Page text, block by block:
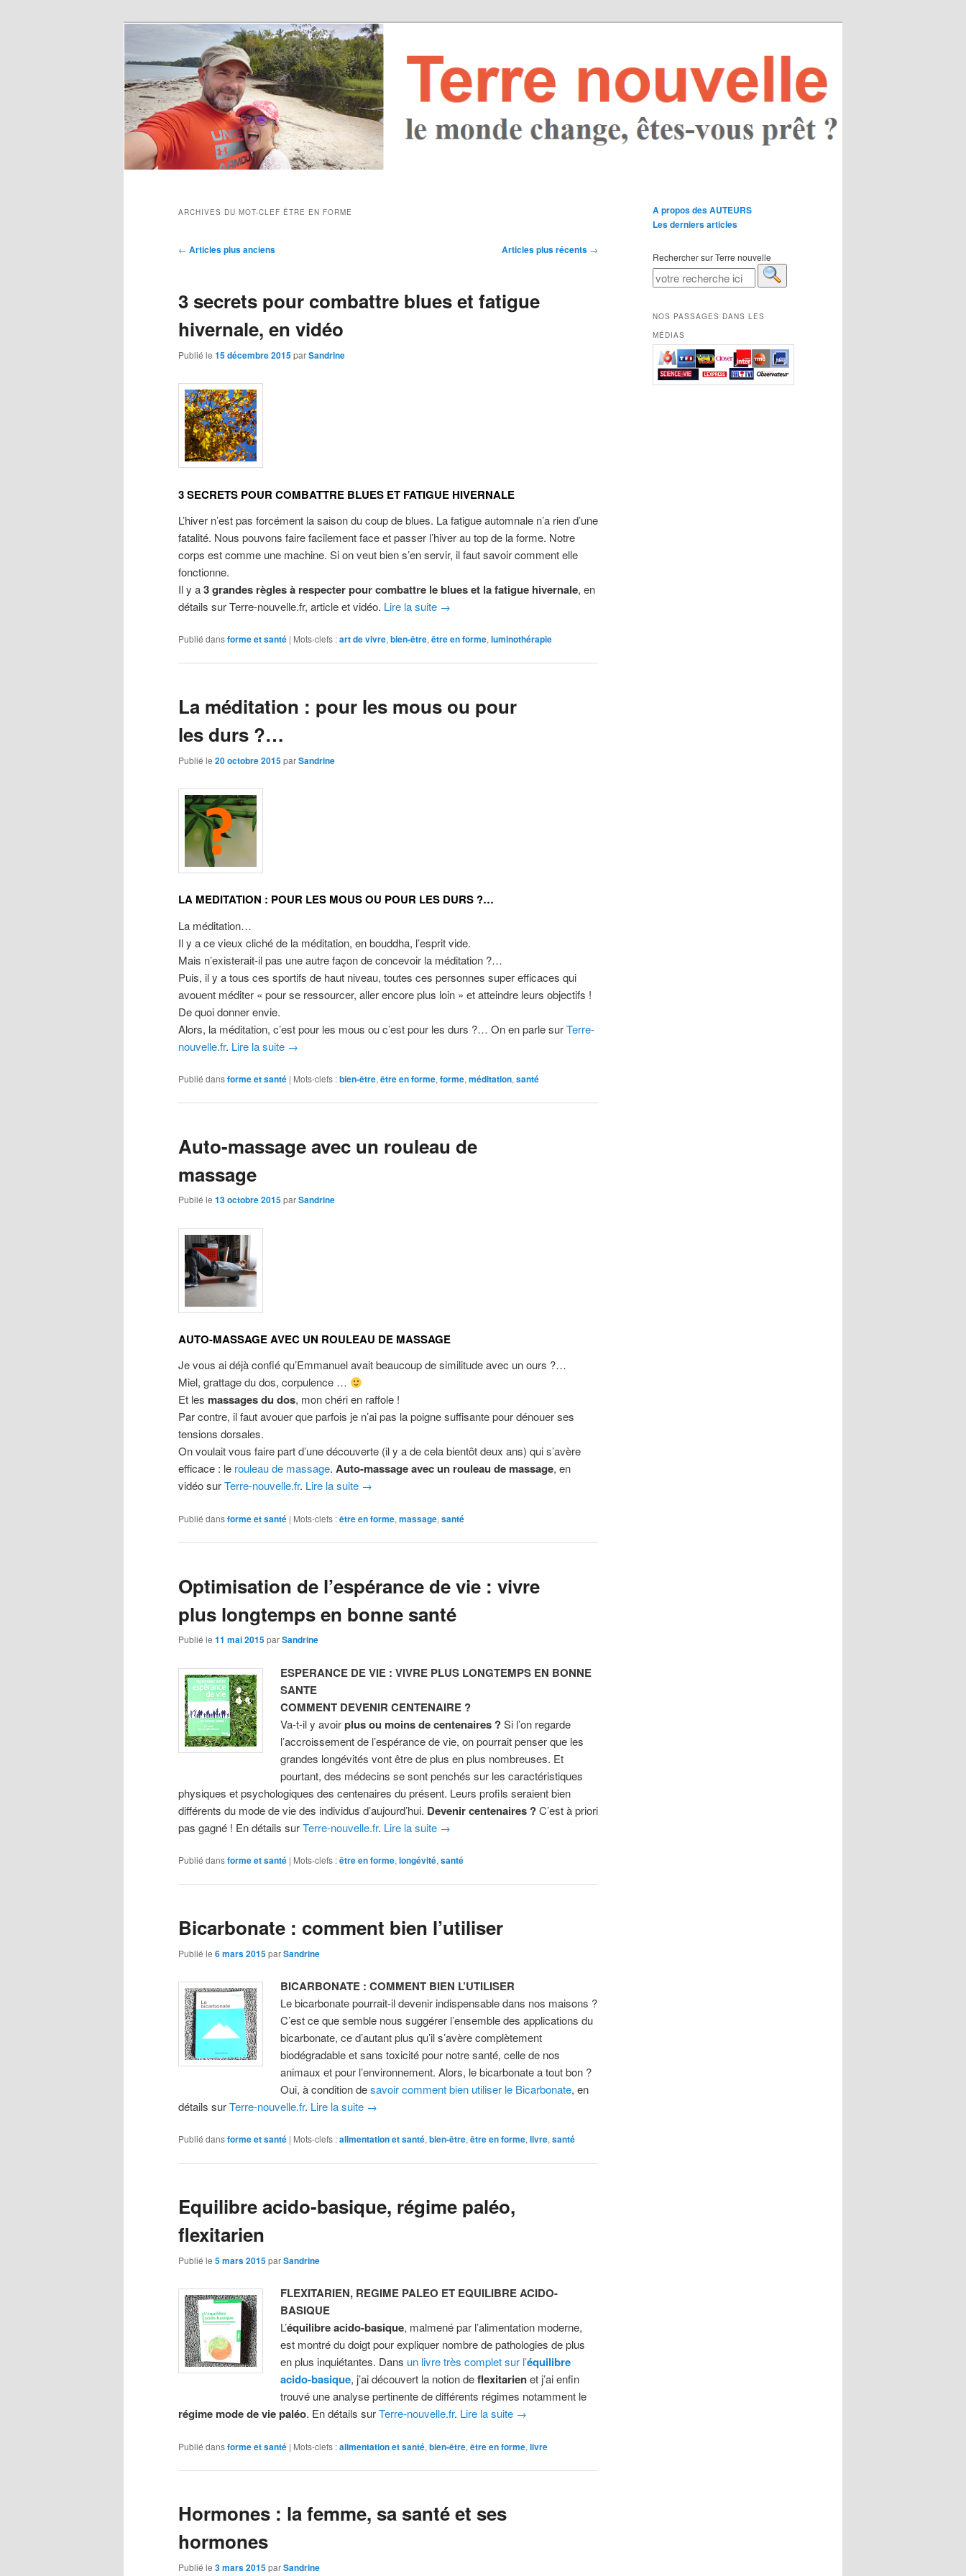
ARCHIVES DU MOT-CLEF ÊTRE EN FORME
Navigation des articles
← Articles plus anciens Articles plus récents →
3 secrets pour combattre blues et fatigue
hivernale, en vidéo
Publié le 15 décembre 2015parSandrine
3 SECRETS POUR COMBATTRE BLUES ET FATIGUE HIVERNALE
L’hiver n’est pas forcément la saison du coup de blues. La fatigue automnale n’a rien d’une
fatalité. Nous pouvons faire facilement face et passer l’hiver au top de la forme. Notre
corps est comme une machine. Si on veut bien s’en servir, il faut savoir comment elle
fonctionne.
Il y a3 grandes règles à respecter pour combattre le blues et la fatigue hivernale, en
détails sur Terre-nouvelle.fr, article et vidéo. Lire la suite →
Publié dansforme et santé | Mots-clefs :art de vivre, bien-être, être en forme, luminothérapie
La méditation : pour les mous ou pour
les durs ?…
Publié le 20 octobre 2015parSandrine
LA MEDITATION : POUR LES MOUS OU POUR LES DURS ?…
La méditation…
Il y a ce vieux cliché de la méditation, en bouddha, l’esprit vide.
Mais n’existerait-il pas une autre façon de concevoir la méditation ?…
Puis, il y a tous ces sportifs de haut niveau, toutes ces personnes super efficaces qui
avouent méditer « pour se ressourcer, aller encore plus loin » et atteindre leurs objectifs !
De quoi donner envie.
Alors, la méditation, c’est pour les mous ou c’est pour les durs ?… On en parle surTerre-
nouvelle.fr. Lire la suite →
Publié dansforme et santé | Mots-clefs :bien-être, être en forme, forme, méditation, santé
Auto-massage avec un rouleau de
massage
Publié le 13 octobre 2015parSandrine
AUTO-MASSAGE AVEC UN ROULEAU DE MASSAGE
Je vous ai déjà confié qu’Emmanuel avait beaucoup de similitude avec un ours ?…
Miel, grattage du dos, corpulence …
Et les massages du dos, mon chéri en raffole !
Par contre, il faut avouer que parfois je n’ai pas la poigne suffisante pour dénouer ses
tensions dorsales.
On voulait vous faire part d’une découverte (il y a de cela bientôt deux ans) qui s’avère
efficace : le rouleau de massage. Auto-massage avec un rouleau de massage, en
vidéo surTerre-nouvelle.fr. Lire la suite →
Publié dansforme et santé | Mots-clefs :être en forme, massage, santé
Optimisation de l’espérance de vie : vivre
plus longtemps en bonne santé
Publié le 11 mai 2015parSandrine
ESPERANCE DE VIE : VIVRE PLUS LONGTEMPS EN BONNE
SANTE
COMMENT DEVENIR CENTENAIRE ?
Va-t-il y avoirplus ou moins de centenaires ?Si l’on regarde
l’accroissement de l’espérance de vie, on pourrait penser que les
grandes longévités vont être de plus en plus nombreuses. Et
pourtant, des médecins se sont penchés sur les caractéristiques
physiques et psychologiques des centenaires du présent. Leurs profils seraient bien
différents du mode de vie des individus d’aujourd’hui. Devenir centenaires ?C’est à priori
pas gagné ! En détails surTerre-nouvelle.fr. Lire la suite →
Publié dansforme et santé | Mots-clefs :être en forme, longévité, santé
Bicarbonate : comment bien l’utiliser
Publié le 6 mars 2015parSandrine
BICARBONATE : COMMENT BIEN L’UTILISER
Le bicarbonate pourrait-il devenir indispensable dans nos maisons ?
C’est ce que semble nous suggérer l’ensemble des applications du
bicarbonate, ce d’autant plus qu’il s’avère complètement
biodégradable et sans toxicité pour notre santé, celle de nos
animaux et pour l’environnement. Alors, le bicarbonate a tout bon ?
Oui, à condition desavoir comment bien utiliser le Bicarbonate, en
détails surTerre-nouvelle.fr. Lire la suite →
Publié dansforme et santé | Mots-clefs :alimentation et santé, bien-être, être en forme, livre, santé
Equilibre acido-basique, régime paléo,
flexitarien
Publié le 5 mars 2015parSandrine
FLEXITARIEN, REGIME PALEO ET EQUILIBRE ACIDO-
BASIQUE
L’équilibre acido-basique, malmené par l’alimentation moderne,
est montré du doigt pour expliquer nombre de pathologies de plus
en plus inquiétantes. Dans un livre très complet sur l’équilibre
acido-basique, j’ai découvert la notion deflexitarienet j’ai enfin
trouvé une analyse pertinente de différents régimes notamment le
régime mode de vie paléo. En détails surTerre-nouvelle.fr. Lire la suite →
Publié dansforme et santé | Mots-clefs :alimentation et santé, bien-être, être en forme, livre
Hormones : la femme, sa santé et ses
hormones
Publié le 3 mars 2015parSandrine
A propos des AUTEURS
Les derniers articles
Rechercher sur Terre nouvelle
NOS PASSAGES DANS LES
MÉDIAS